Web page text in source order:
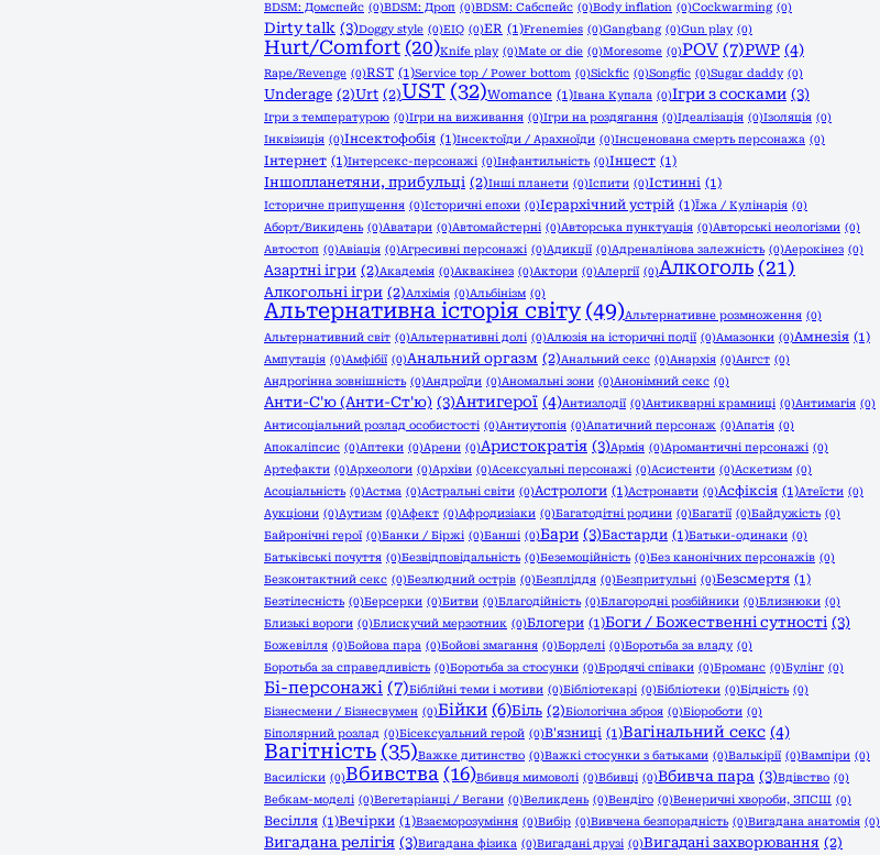
BDSM: Домспейс (0)BDSM: Дроп (0)BDSM: Сабспейс (0)Body inflation (0)Cockwarming (0)
Dirty talk (3)Doggy style (0)EIQ (0)ER (1)Frenemies (0)Gangbang (0)Gun play (0)
Hurt/Comfort (20)Knife play (0)Mate or die (0)Moresome (0)POV (7)PWP (4)
Rape/Revenge (0)RST (1)Service top / Power bottom (0)Sickfic (0)Songfic (0)Sugar daddy (0)
Underage (2)Urt (2)UST (32)Womance (1)Івана Купала (0)Ігри з сосками (3)
Ігри з температурою (0)Ігри на виживання (0)Ігри на роздягання (0)Ідеалізація (0)Ізоляція (0)
Інквізиція (0)Інсектофобія (1)Інсектоїди / Арахноїди (0)Інсценована смерть персонажа (0)
Інтернет (1)Інтерсекс-персонажі (0)Інфантильність (0)Інцест (1)
Іншопланетяни, прибульці (2)Інші планети (0)Іспити (0)Істинні (1)
Історичне припущення (0)Історичні епохи (0)Ієрархічний устрій (1)Їжа / Кулінарія (0)
Аборт/Викидень (0)Аватари (0)Автомайстерні (0)Авторська пунктуація (0)Авторські неологізми (0)
Автостоп (0)Авіація (0)Агресивні персонажі (0)Адикції (0)Адреналінова залежність (0)Аерокінез (0)
Азартні ігри (2)Академія (0)Аквакінез (0)Актори (0)Алергії (0)Алкоголь (21)
Алкогольні ігри (2)Алхімія (0)Альбінізм (0)
Альтернативна історія світу (49)Альтернативне розмноження (0)
Альтернативний світ (0)Альтернативні долі (0)Алюзія на історичні події (0)Амазонки (0)Амнезія (1)
Ампутація (0)Амфібії (0)Анальний оргазм (2)Анальний секс (0)Анархія (0)Ангст (0)
Андрогінна зовнішність (0)Андроїди (0)Аномальні зони (0)Анонімний секс (0)
Анти-С'ю (Анти-Ст'ю) (3)Антигерої (4)Антизлодії (0)Антикварні крамниці (0)Антимагія (0)
Антисоціальний розлад особистості (0)Антиутопія (0)Апатичний персонаж (0)Апатія (0)
Апокаліпсис (0)Аптеки (0)Арени (0)Аристократія (3)Армія (0)Аромантичні персонажі (0)
Артефакти (0)Археологи (0)Архіви (0)Асексуальні персонажі (0)Асистенти (0)Аскетизм (0)
Асоціальність (0)Астма (0)Астральні світи (0)Астрологи (1)Астронавти (0)Асфіксія (1)Атеїсти (0)
Аукціони (0)Аутизм (0)Афект (0)Афродизіаки (0)Багатодітні родини (0)Багатії (0)Байдужість (0)
Байронічні герої (0)Банки / Біржі (0)Банші (0)Бари (3)Бастарди (1)Батьки-одинаки (0)
Батьківські почуття (0)Безвідповідальність (0)Беземоційність (0)Без канонічних персонажів (0)
Безконтактний секс (0)Безлюдний острів (0)Безпліддя (0)Безпритульні (0)Безсмертя (1)
Безтілесність (0)Берсерки (0)Битви (0)Благодійність (0)Благородні розбійники (0)Близнюки (0)
Близькі вороги (0)Блискучий мерзотник (0)Блогери (1)Боги / Божественні сутності (3)
Божевілля (0)Бойова пара (0)Бойові змагання (0)Борделі (0)Боротьба за владу (0)
Боротьба за справедливість (0)Боротьба за стосунки (0)Бродячі співаки (0)Броманс (0)Булінг (0)
Бі-персонажі (7)Біблійні теми і мотиви (0)Бібліотекарі (0)Бібліотеки (0)Бідність (0)
Бізнесмени / Бізнесвумен (0)Бійки (6)Біль (2)Біологічна зброя (0)Біороботи (0)
Біполярний розлад (0)Бісексуальний герой (0)В'язниці (1)Вагінальний секс (4)
Вагітність (35)Важке дитинство (0)Важкі стосунки з батьками (0)Валькірії (0)Вампіри (0)
Василіски (0)Вбивства (16)Вбивця мимоволі (0)Вбивці (0)Вбивча пара (3)Вдівство (0)
Вебкам-моделі (0)Вегетаріанці / Вегани (0)Великдень (0)Вендіго (0)Венеричні хвороби, ЗПСШ (0)
Весілля (1)Вечірки (1)Взаєморозуміння (0)Вибір (0)Вивчена безпорадність (0)Вигадана анатомія (0)
Вигадана релігія (3)Вигадана фізика (0)Вигадані друзі (0)Вигадані захворювання (2)